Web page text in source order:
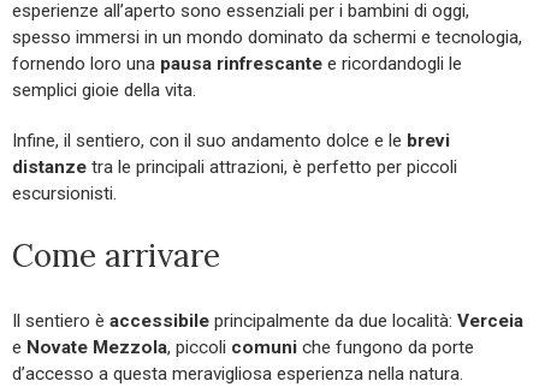
esperienze all’aperto sono essenziali per i bambini di oggi,
spesso immersi in un mondo dominato da schermi e tecnologia,
fornendo loro una pausa rinfrescante e ricordandogli le
semplici gioie della vita.
Infine, il sentiero, con il suo andamento dolce e le brevi
distanze tra le principali attrazioni, è perfetto per piccoli
escursionisti.
Come arrivare
Il sentiero è accessibile principalmente da due località: Verceia
e Novate Mezzola, piccoli comuni che fungono da porte
d’accesso a questa meravigliosa esperienza nella natura.